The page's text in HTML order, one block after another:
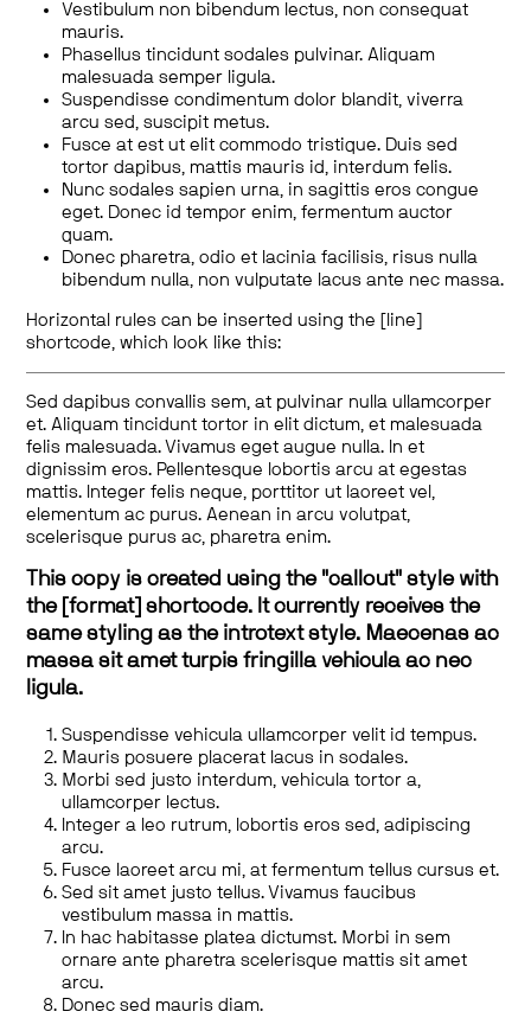
Vestibulum non bibendum lectus, non consequat
mauris.
Phasellus tincidunt sodales pulvinar. Aliquam
malesuada semper ligula.
Suspendisse condimentum dolor blandit, viverra
arcu sed, suscipit metus.
Fusce at est ut elit commodo tristique. Duis sed
tortor dapibus, mattis mauris id, interdum felis.
Nunc sodales sapien urna, in sagittis eros congue
eget. Donec id tempor enim, fermentum auctor
quam.
Donec pharetra, odio et lacinia facilisis, risus nulla
bibendum nulla, non vulputate lacus ante nec massa.
Horizontal rules can be inserted using the [line]
shortcode, which look like this:
Sed dapibus convallis sem, at pulvinar nulla ullamcorper
et. Aliquam tincidunt tortor in elit dictum, et malesuada
felis malesuada. Vivamus eget augue nulla. In et
dignissim eros. Pellentesque lobortis arcu at egestas
mattis. Integer felis neque, porttitor ut laoreet vel,
elementum ac purus. Aenean in arcu volutpat,
scelerisque purus ac, pharetra enim.
This copy is created using the "callout" style with
the [format] shortcode. It currently receives the
same styling as the introtext style. Maecenas ac
massa sit amet turpis fringilla vehicula ac nec
ligula.
Suspendisse vehicula ullamcorper velit id tempus.
Mauris posuere placerat lacus in sodales.
Morbi sed justo interdum, vehicula tortor a,
ullamcorper lectus.
Integer a leo rutrum, lobortis eros sed, adipiscing
arcu.
Fusce laoreet arcu mi, at fermentum tellus cursus et.
Sed sit amet justo tellus. Vivamus faucibus
vestibulum massa in mattis.
In hac habitasse platea dictumst. Morbi in sem
ornare ante pharetra scelerisque mattis sit amet
arcu.
Donec sed mauris diam.